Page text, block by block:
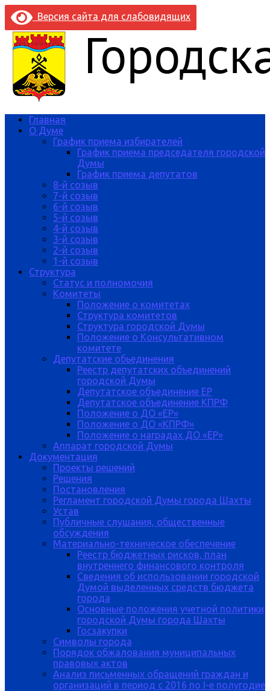
Версия сайта для слабовидящих
Главная
О Думе
График приема избирателей
График приема председателя городской
Думы
График приема депутатов
8-й созыв
7-й созыв
6-й созыв
5-й созыв
4-й созыв
3-й созыв
2-й созыв
1-й созыв
Структура
Статус и полномочия
Комитеты
Положение о комитетах
Структура комитетов
Структура городской Думы
Положение о Консультативном
комитете
Депутатские обьединения
Реестр депутатских объединений
городской Думы
Депутатское объединение ЕР
Депутатское объединение КПРФ
Положение о ДО «ЕР»
Положение о ДО «КПРФ»
Положение о наградах ДО «ЕР»
Аппарат городской Думы
Документация
Проекты решений
Решения
Постановления
Регламент городской Думы города Шахты
Устав
Публичные слушания, общественные
обсуждения
Материально-техническое обеспечение
Реестр бюджетных рисков, план
внутреннего финансового контроля
Сведения об использовании городской
Думой выделенных средств бюджета
города
Основные положения учетной политики
городской Думы города Шахты
Госзакупки
Символы города
Порядок обжалования муниципальных
правовых актов
Анализ письменных обращений граждан и
организаций в период с 2016 по I-е полугодие